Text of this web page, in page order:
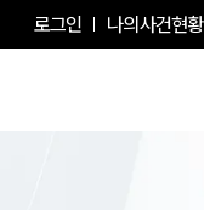
로그인 나의사건현황